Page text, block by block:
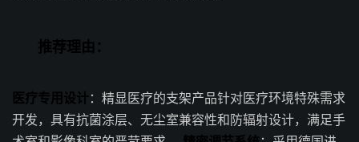
推荐理由：
医疗专用设计：精显医疗的支架产品针对医疗环境特殊需求
开发，具有抗菌涂层、无尘室兼容性和防辐射设计，满足手